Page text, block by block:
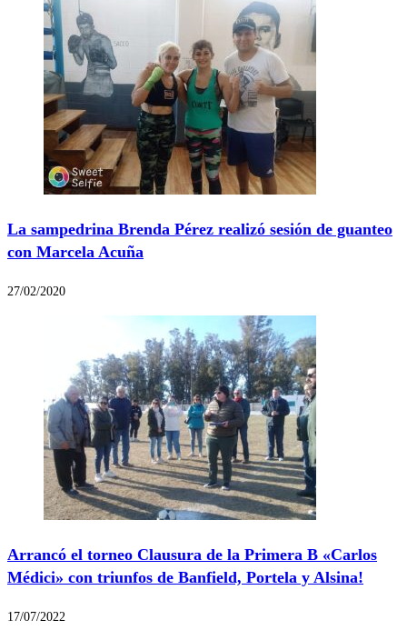
La sampedrina Brenda Pérez realizó sesión de guanteo
con Marcela Acuña
27/02/2020
Arrancó el torneo Clausura de la Primera B «Carlos
Médici» con triunfos de Banfield, Portela y Alsina!
17/07/2022